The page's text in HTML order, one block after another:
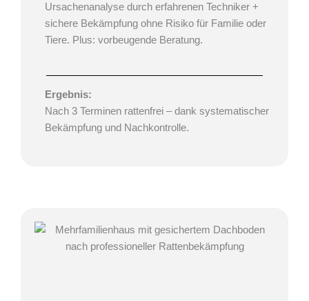
Ursachenanalyse durch erfahrenen Techniker +
sichere Bekämpfung ohne Risiko für Familie oder
Tiere. Plus: vorbeugende Beratung.
Ergebnis:
Nach 3 Terminen rattenfrei – dank systematischer
Bekämpfung und Nachkontrolle.